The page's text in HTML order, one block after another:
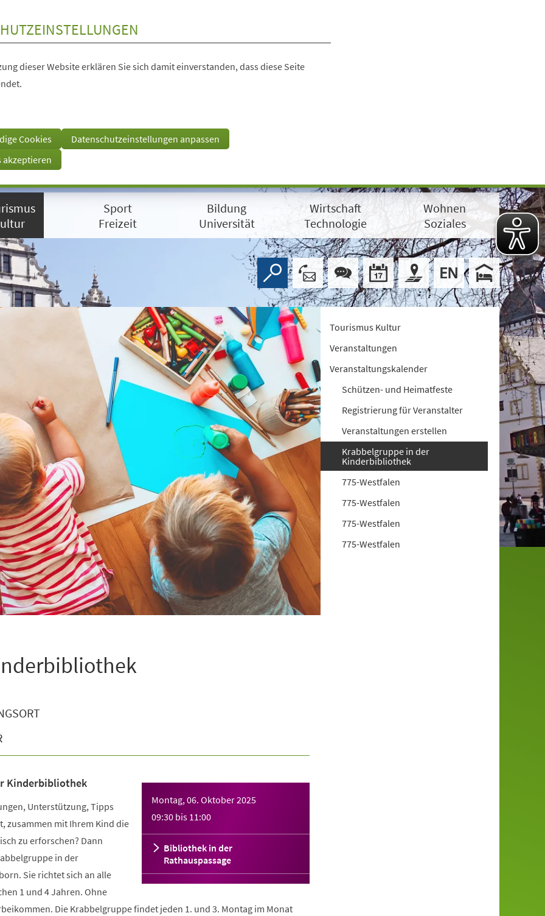
dieser Website erklären Sie sich damit einverstanden, dass diese Seite
Cookies
Datenschutzeinstellungen anpassen
akzeptieren
Sport
Freizeit
Bildung
Universität
Wirtschaft
Technologie
Wohnen
Soziales
Montag, 06. Oktober 2025
09:30 bis 11:00
Bibliothek in der
Rathauspassage
Kinderbibliothek
Unterstützung, Tipps
zusammen mit Ihrem Kind die
zu erforschen? Dann
in der
Sie richtet sich an alle
1 und 4 Jahren. Ohne
Die Krabbelgruppe findet jeden 1. und 3. Montag im Monat
Tourismus Kultur
Veranstaltungen
Veranstaltungskalender
Schützen- und Heimatfeste
Registrierung für Veranstalter
Veranstaltungen erstellen
Krabbelgruppe in der
Kinderbibliothek
775-Westfalen
775-Westfalen
775-Westfalen
775-Westfalen